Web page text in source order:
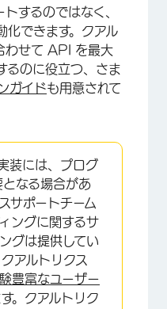
するのではなく、
化できます。クアル
わせて API を最大
るのに役立つ、さま
ガイドも用意されて
装には、プログ
なる場合があ
サポートチーム
ングに関するサ
グは提供してい
アルトリクス
豊富なユーザー
。クアルトリク